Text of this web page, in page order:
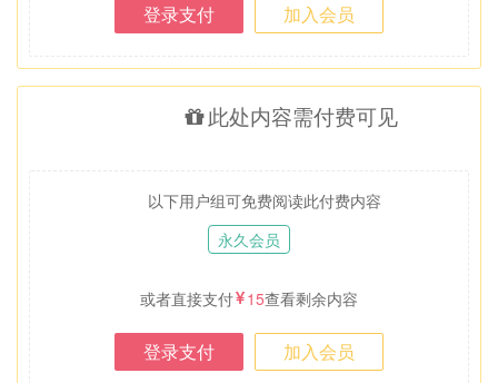
登录支付 加入会员
此处内容需付费可见
以下用户组可免费阅读此付费内容
永久会员
或者直接支付 15查看剩余内容
登录支付 加入会员